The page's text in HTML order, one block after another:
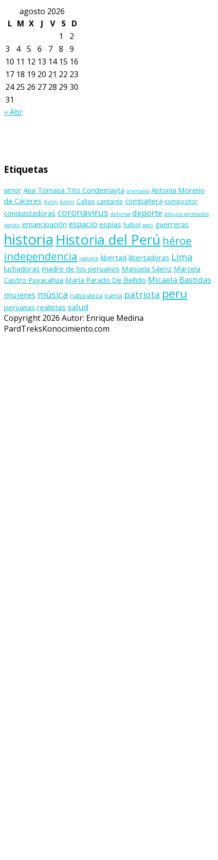
agosto 2026
L M X J V S
D
1
2
3
4 5 6 7 8
9
10 11 12 13 14 15 16
17 18 19 20 21 22 23
24 25 26 27 28 29 30
31
« Abr
Etiquetas
amor Ana Tomasa Tito Condemayta animales Antonia Moreno
de Cáceres Avión balón Callao cantante compañera compositor
conquistadoras coronavirus defensa deporte dibujos animados
egipto emancipación espacio espías futbol gato guerreras
historia Historia del Perú héroe
independencia juguete libertad libertadoras Lima
luchadoras madre de los peruanos Manuela Sáenz Marcela
Castro Puyacahua María Parado De Bellido Micaela Bastidas
mujeres música naturaleza patria patriota peru
peruanas realistas salud
Copyright 2026 Autor: Enrique Medina
PardTreksKonocimiento.com